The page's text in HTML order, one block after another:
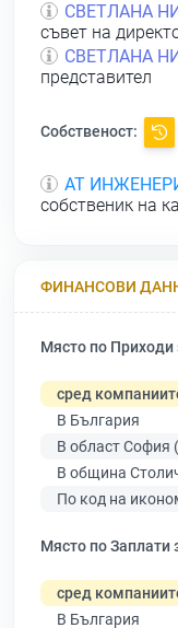
СВЕТЛАНА
съвет на
СВЕТЛАНА
представител
Собственост:
АТ
собственик на
ФИНАНСОВИ
Място по Приходи
сред
В България
В област София
В община
По код на
Място по Заплати
сред
В България